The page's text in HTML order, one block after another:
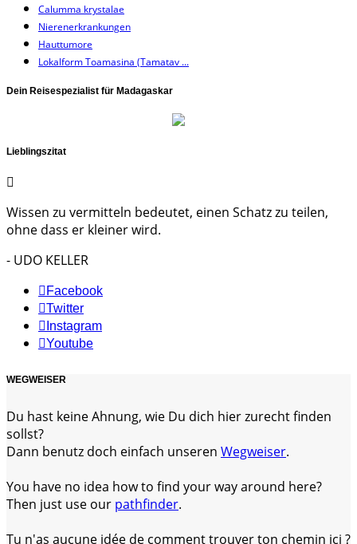
Calumma krystalae
Nierenerkrankungen
Hauttumore
Lokalform Toamasina (Tamatav ...
Dein Reisespezialist für Madagaskar
Lieblingszitat
Wissen zu vermitteln bedeutet, einen Schatz zu teilen,
ohne dass er kleiner wird.
- UDO KELLER
Facebook
Twitter
Instagram
Youtube
WEGWEISER
Du hast keine Ahnung, wie Du dich hier zurecht finden
sollst?
Dann benutz doch einfach unseren Wegweiser.
You have no idea how to find your way around here?
Then just use our pathfinder.
Tu n'as aucune idée de comment trouver ton chemin ici ?